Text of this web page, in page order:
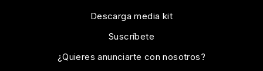
Descarga media kit
Suscríbete
¿Quieres anunciarte con nosotros?